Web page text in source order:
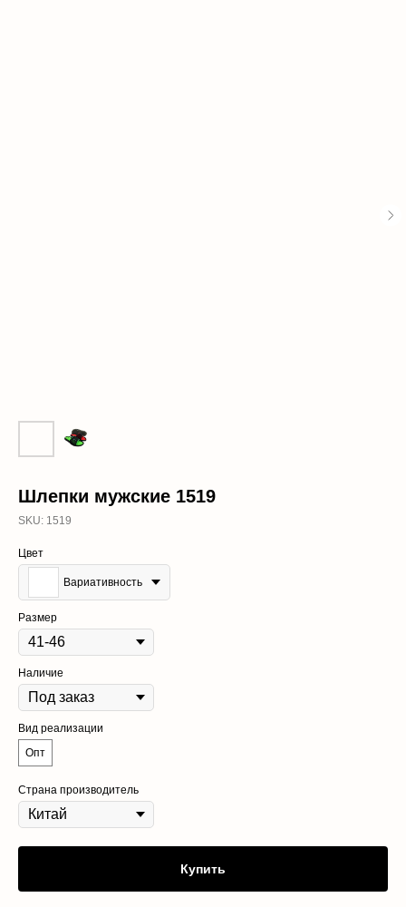
Шлепки мужские 1519
SKU: 1519
Цвет
Вариативность
Размер
Наличие
Вид реализации
Опт
Страна производитель
Купить